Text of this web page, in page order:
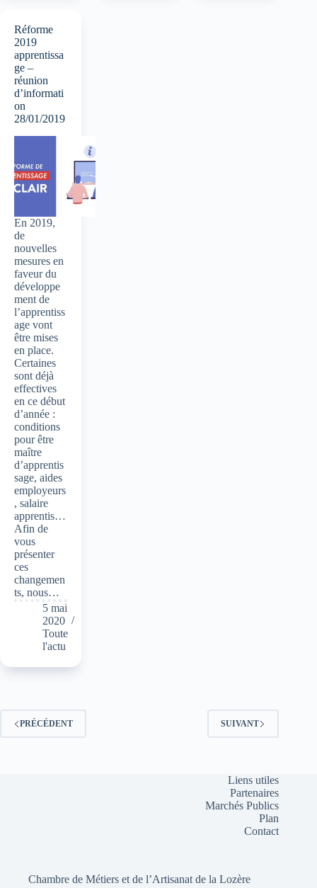
Réforme
2019
apprentissa
ge –
réunion
d’informati
on
28/01/2019
En 2019,
de
nouvelles
mesures en
faveur du
développe
ment de
l’apprentiss
age vont
être mises
en place.
Certaines
sont déjà
effectives
en ce début
d’année :
conditions
pour être
maître
d’apprentis
sage, aides
employeurs
, salaire
apprentis…
Afin de
vous
présenter
ces
changemen
ts, nous…
5 mai
2020
Toute
l'actu
PRÉCÉDENT SUIVANT
Liens utiles
Partenaires
Marchés Publics
Plan
Contact
Chambre de Métiers et de l’Artisanat de la Lozère